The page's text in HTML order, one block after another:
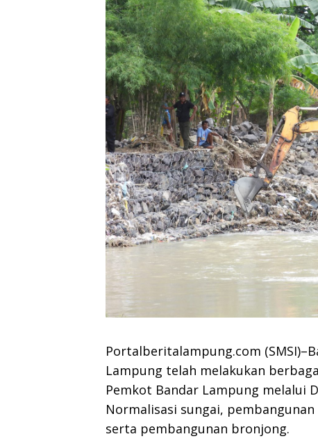
Portalberitalampung.com
Lampung telah melakukan
Pemkot Bandar Lampung melalui
Normalisasi sungai,
serta pembangunan bronjong.